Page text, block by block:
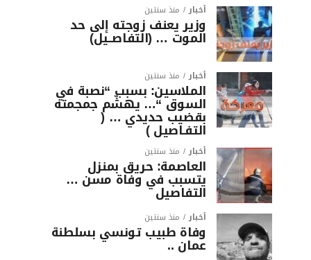
أخبار منذ سنتين
وزير يعنف زوجته إلى حد
الموت … (التفاصــيل)
أخبار منذ سنتين
الملاسين: بسبب “نصبة في
السوق “… يهشّم جمجمته
بقضيب حديدي … (
التفـاصيل )
أخبار منذ سنتين
العاصمة: حريق بمنزل
يتسبب في وفاة مسن …
التفاصيل
أخبار منذ سنتين
وفاة طبيب تونسي بسلطنة
عمان ..